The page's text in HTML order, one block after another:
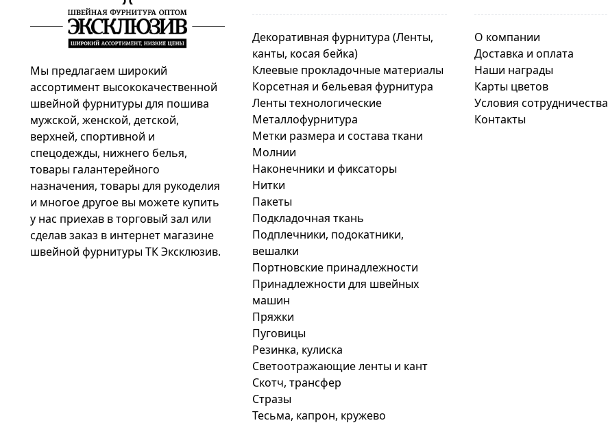
Мы предлагаем широкий
ассортимент высококачественной
швейной фурнитуры для пошива
мужской, женской, детской,
верхней, спортивной и
спецодежды, нижнего белья,
товары галантерейного
назначения, товары для рукоделия
и многое другое вы можете купить
у нас приехав в торговый зал или
сделав заказ в интернет магазине
швейной фурнитуры ТК Эксклюзив.
Декоративная фурнитура (Ленты,
канты, косая бейка)
Клеевые прокладочные материалы
Корсетная и бельевая фурнитура
Ленты технологические
Металлофурнитура
Метки размера и состава ткани
Молнии
Наконечники и фиксаторы
Нитки
Пакеты
Подкладочная ткань
Подплечники, подокатники,
вешалки
Портновские принадлежности
Принадлежности для швейных
машин
Пряжки
Пуговицы
Резинка, кулиска
Светоотражающие ленты и кант
Скотч, трансфер
Стразы
Тесьма, капрон, кружево
О компании
Доставка и оплата
Наши награды
Карты цветов
Условия сотрудничества
Контакты